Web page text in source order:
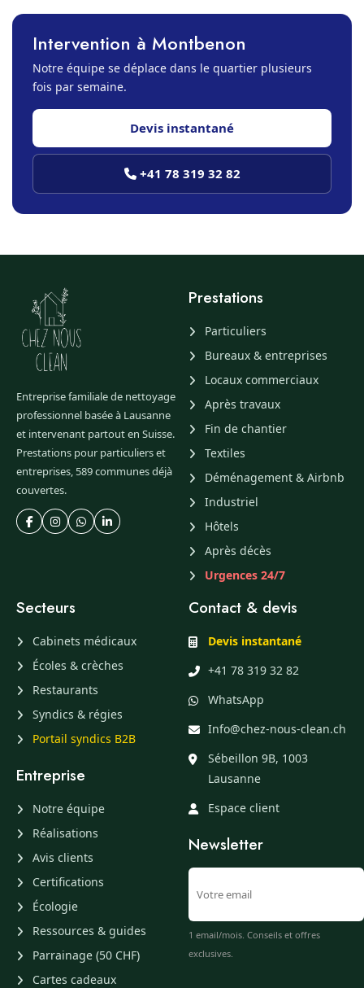
Intervention à Montbenon
Notre équipe se déplace dans le quartier plusieurs
fois par semaine.
Devis instantané
+41 78 319 32 82
Entreprise familiale de nettoyage
professionnel basée à Lausanne
et intervenant partout en Suisse.
Prestations pour particuliers et
entreprises, 589 communes déjà
couvertes.
Prestations
Particuliers
Bureaux & entreprises
Locaux commerciaux
Après travaux
Fin de chantier
Textiles
Déménagement & Airbnb
Industriel
Hôtels
Après décès
Urgences 24/7
Secteurs
Cabinets médicaux
Écoles & crèches
Restaurants
Syndics & régies
Portail syndics B2B
Entreprise
Notre équipe
Réalisations
Avis clients
Certifications
Écologie
Ressources & guides
Parrainage (50 CHF)
Cartes cadeaux
Contact & devis
Devis instantané
+41 78 319 32 82
WhatsApp
Info@chez-nous-clean.ch
Sébeillon 9B, 1003
Lausanne
Espace client
Newsletter
1 email/mois. Conseils et offres
exclusives.